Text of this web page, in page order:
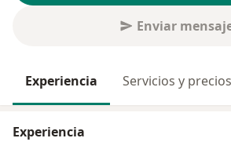
Enviar
Experiencia Servicios y precios
Experiencia